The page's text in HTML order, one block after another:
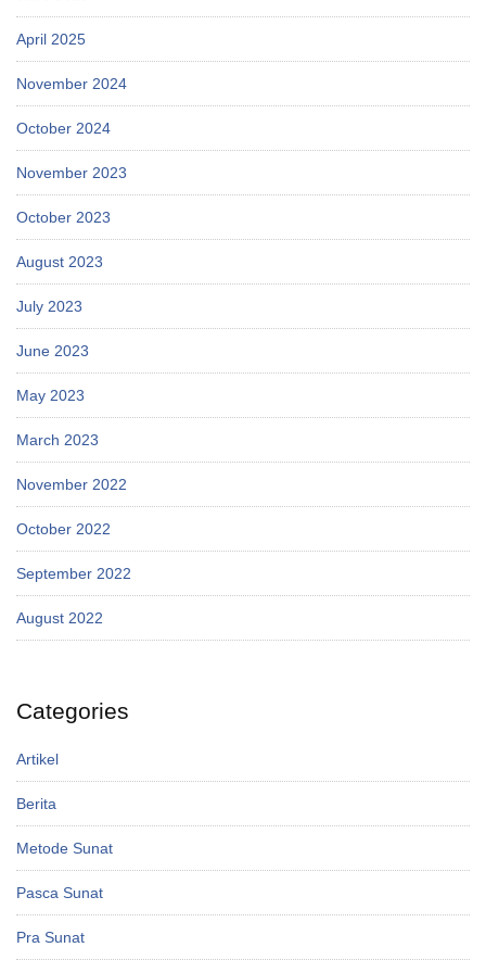
April 2025
November 2024
October 2024
November 2023
October 2023
August 2023
July 2023
June 2023
May 2023
March 2023
November 2022
October 2022
September 2022
August 2022
Categories
Artikel
Berita
Metode Sunat
Pasca Sunat
Pra Sunat